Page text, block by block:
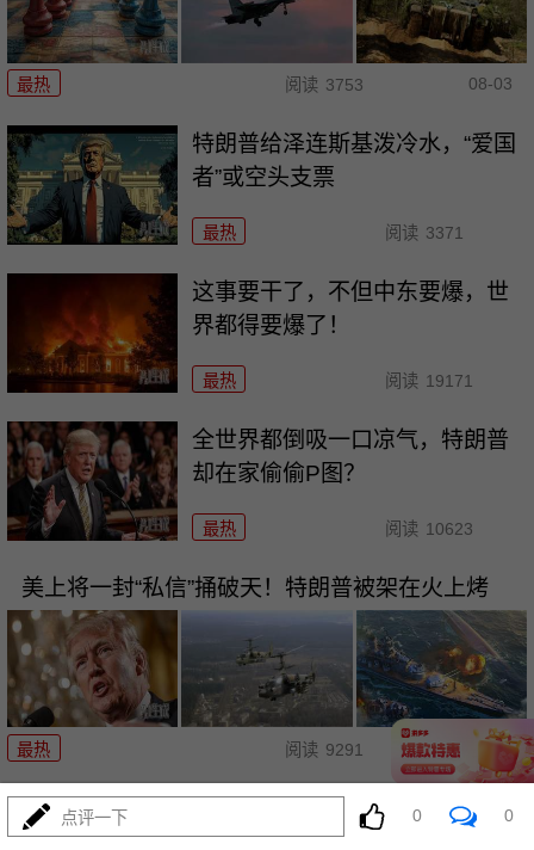
最热 阅读 3753 08-03
特朗普给泽连斯基泼冷水，“爱国
者”或空头支票
最热 阅读 3371
这事要干了，不但中东要爆，世
界都得要爆了！
最热 阅读 19171
全世界都倒吸一口凉气，特朗普
却在家偷偷P图？
最热 阅读 10623
美上将一封“私信”捅破天！特朗普被架在火上烤
最热 阅读 9291 08-02
两大命门决定美国退无可退，伊
朗别再幻想了！
点评一下 0 0